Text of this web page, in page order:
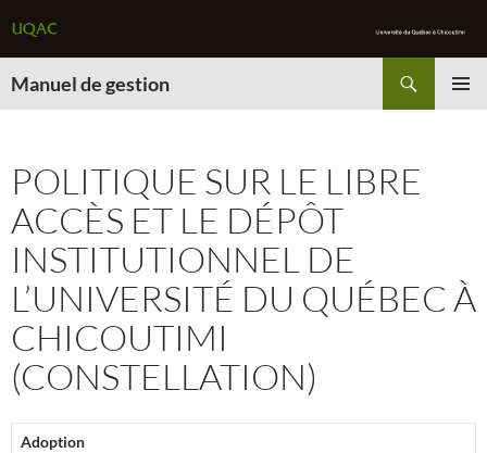
Manuel de gestion
POLITIQUE SUR LE LIBRE
ACCÈS ET LE DÉPÔT
INSTITUTIONNEL DE
L’UNIVERSITÉ DU QUÉBEC À
CHICOUTIMI
(CONSTELLATION)
Adoption